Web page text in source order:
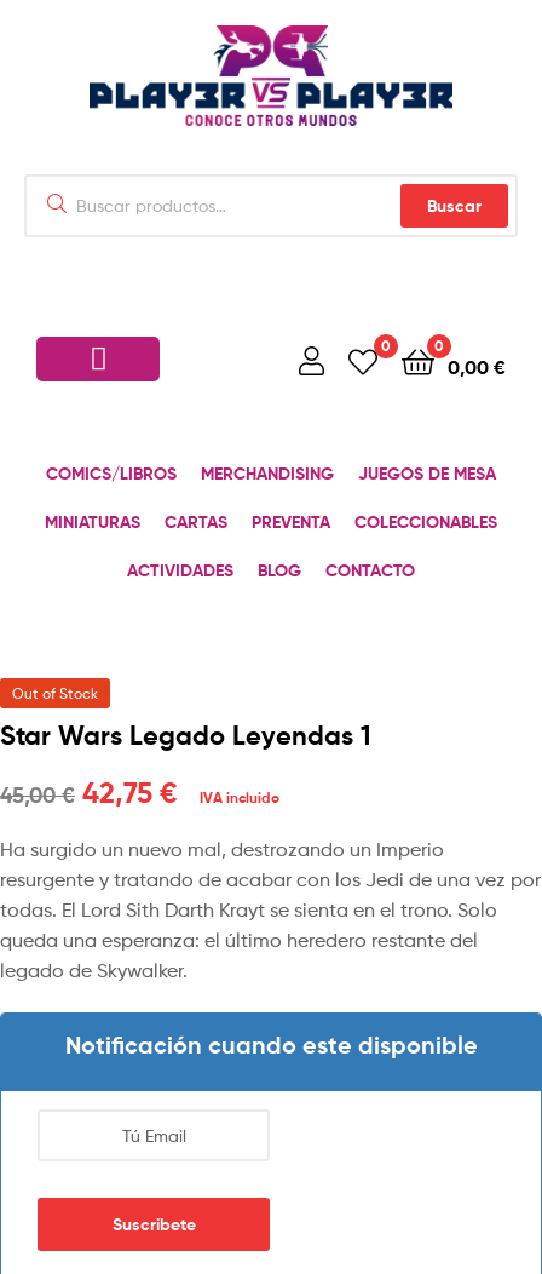
Buscar
0 0
0,00 €
COMICS/LIBROS MERCHANDISING JUEGOS DE MESA
MINIATURAS CARTAS PREVENTA COLECCIONABLES
ACTIVIDADES BLOG CONTACTO
Out of Stock
Star Wars Legado Leyendas 1
45,00€ 42,75 € IVA incluido
Ha surgido un nuevo mal, destrozando un Imperio
resurgente y tratando de acabar con los Jedi de una vez por
todas. El Lord Sith Darth Krayt se sienta en el trono. Solo
queda una esperanza: el último heredero restante del
legado de Skywalker.
Notificación cuando este disponible